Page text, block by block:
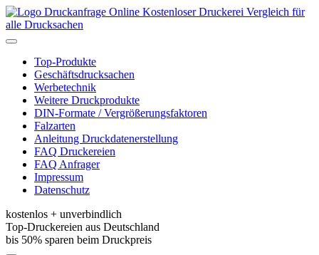
Kostenloser Druckerei Vergleich für
alle Drucksachen
Toggle
navigationTop-Produkte
Geschäftsdrucksachen
Werbetechnik
Weitere Druckprodukte
DIN-Formate / Vergrößerungsfaktoren
Falzarten
Anleitung Druckdatenerstellung
FAQ Druckereien
FAQ Anfrager
Impressum
Datenschutz
kostenlos + unverbindlich
Top-Druckereien aus Deutschland
bis 50% sparen beim Druckpreis